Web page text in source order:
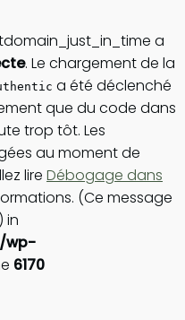
a
. Le chargement de la
a été déclenché
que du code dans
trop tôt. Les
au moment de
lire Débogage dans
(Ce message
in
wp-
6170